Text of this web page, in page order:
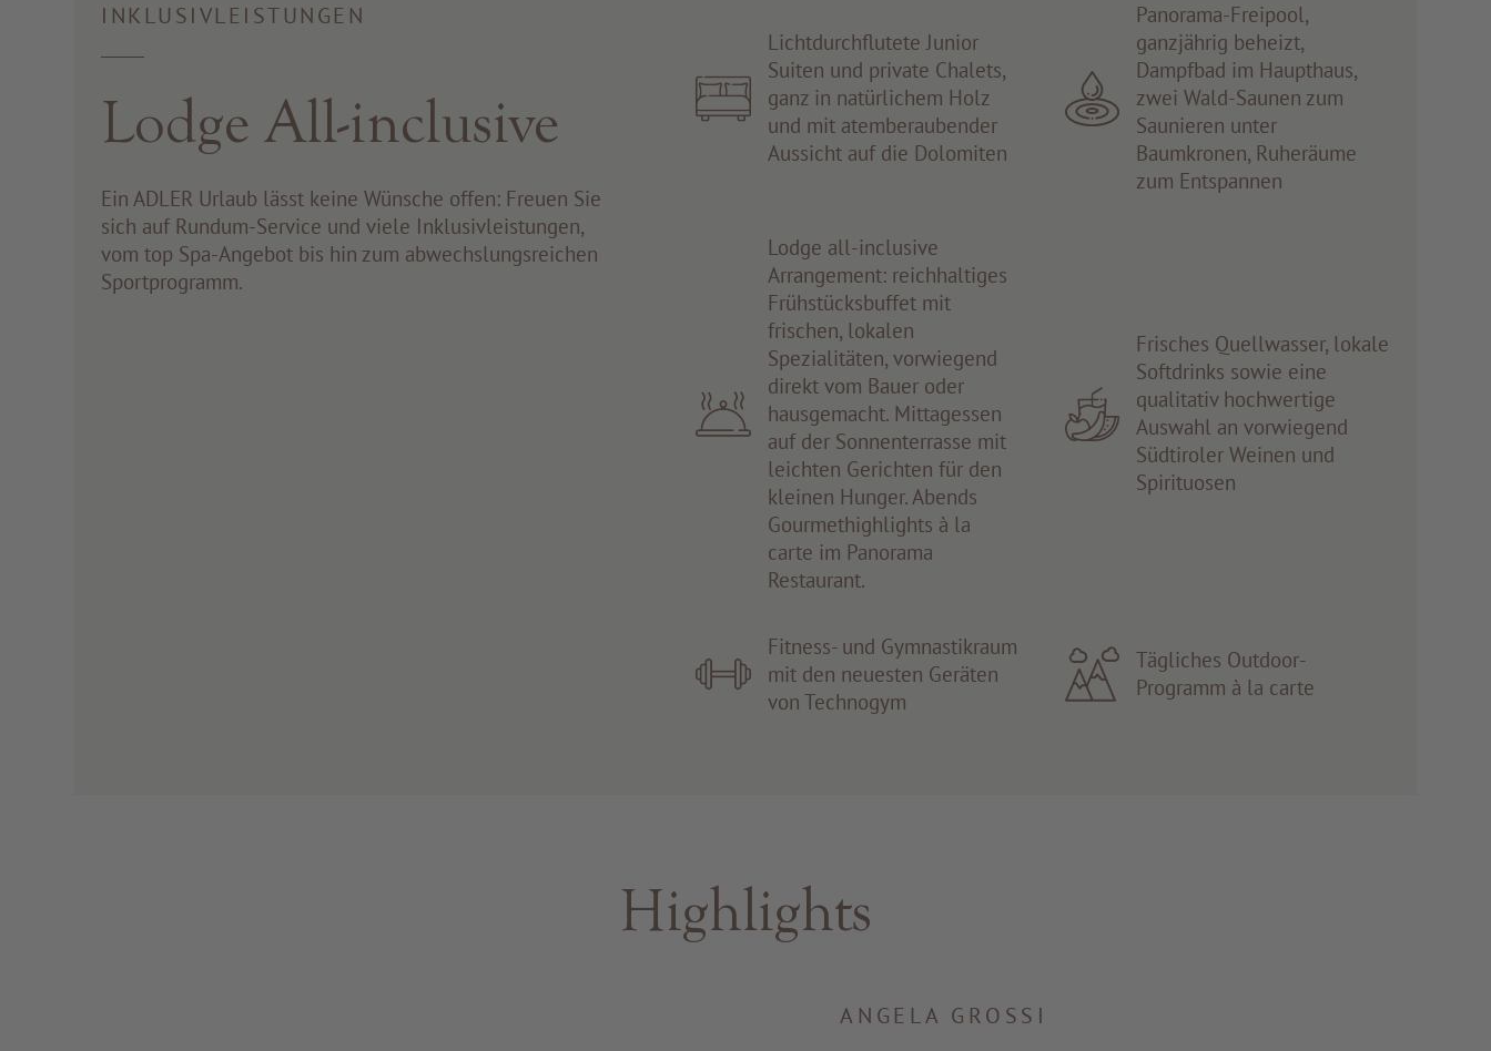
INKLUSIVLEISTUNGEN
Lodge All-inclusive
Ein ADLER Urlaub lässt keine Wünsche offen: Freuen Sie
sich auf Rundum-Service und viele Inklusivleistungen,
vom top Spa-Angebot bis hin zum abwechslungsreichen
Sportprogramm.
Lichtdurchflutete Junior
Suiten und private Chalets,
ganz in natürlichem Holz
und mit atemberaubender
Aussicht auf die Dolomiten
Panorama-Freipool,
ganzjährig beheizt,
Dampfbad im Haupthaus,
zwei Wald-Saunen zum
Saunieren unter
Baumkronen, Ruheräume
zum Entspannen
Lodge all-inclusive
Arrangement: reichhaltiges
Frühstücksbuffet mit
frischen, lokalen
Spezialitäten, vorwiegend
direkt vom Bauer oder
hausgemacht. Mittagessen
auf der Sonnenterrasse mit
leichten Gerichten für den
kleinen Hunger. Abends
Gourmethighlights à la
carte im Panorama
Restaurant.
Frisches Quellwasser, lokale
Softdrinks sowie eine
qualitativ hochwertige
Auswahl an vorwiegend
Südtiroler Weinen und
Spirituosen
Fitness- und Gymnastikraum
mit den neuesten Geräten
von Technogym
Tägliches Outdoor-
Programm à la carte
Highlights
ANGELA GROSSI